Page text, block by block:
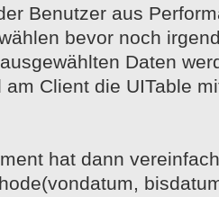
Benutzer aus
bevor noch
Daten
am Client die UITable
hat dann